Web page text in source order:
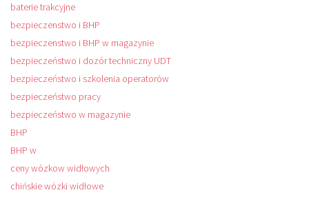
baterie trakcyjne
bezpieczenstwo i BHP
bezpieczenstwo i BHP w magazynie
bezpieczeństwo i dozór techniczny UDT
bezpieczeństwo i szkolenia operatorów
bezpieczeństwo pracy
bezpieczeństwo w magazynie
BHP
BHP w
ceny wózkow widłowych
chińskie wózki widłowe